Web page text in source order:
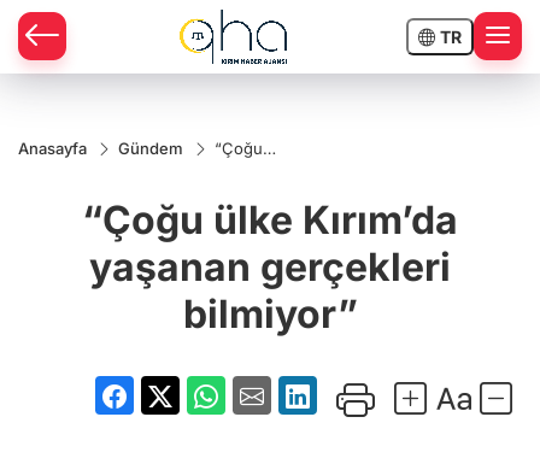
TR
Anasayfa Gündem
“Çoğu
yaşanan
gerçekleri
“Çoğu ülke Kırım’da
yaşanan gerçekleri
bilmiyor”